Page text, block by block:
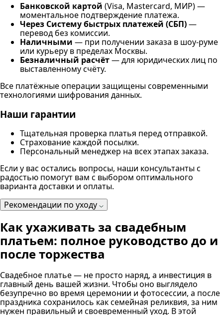
Банковской картой (Visa, Mastercard, МИР) —
моментальное подтверждение платежа.
Через Систему быстрых платежей (СБП)—
перевод без комиссии.
Наличными — при получении заказа в шоу-руме
или курьеру в пределах Москвы.
Безналичный расчёт— для юридических лиц по
выставленному счёту.
Все платёжные операции защищены современными
технологиями шифрования данных.
Наши гарантии
Тщательная проверка платья перед отправкой.
Страхование каждой посылки.
Персональный менеджер на всех этапах заказа.
Если у вас остались вопросы, наши консультанты с
радостью помогут вам с выбором оптимального
варианта доставки и оплаты.
Рекомендации по уходу
Как ухаживать за свадебным
платьем: полное руководство до и
после торжества
Свадебное платье — не просто наряд, а инвестиция в
главный день вашей жизни. Чтобы оно выглядело
безупречно во время церемонии и фотосессии, а после
праздника сохранилось как семейная реликвия, за ним
нужен правильный и своевременный уход. В этой